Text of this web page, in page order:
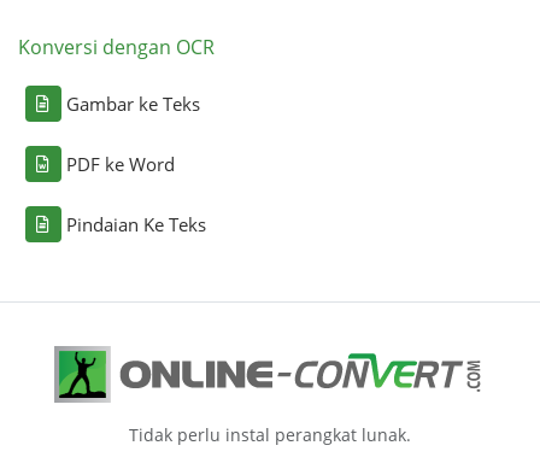
Konversi dengan OCR
Gambar ke Teks
PDF ke Word
Pindaian Ke Teks
Tidak perlu instal perangkat lunak.